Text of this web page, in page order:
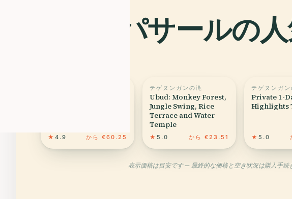
デンパサールの
★ 4.9 から €60.25
テゲヌンガンの滝
Ubud: Monkey Forest,
Jungle Swing, Rice
Terrace and Water
Temple
★ 5.0 から €23.51
テゲヌンガン
Private 1-
Highlights
★ 5.0
表示価格は目安です — 最終的な価格と空き状況は購入手